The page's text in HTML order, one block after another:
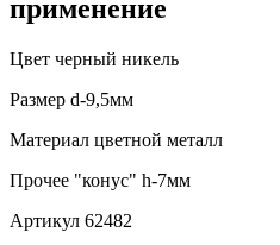
применение
Цвет черный никель
Размер d-9,5мм
Материал цветной металл
Прочее "конус" h-7мм
Артикул 62482